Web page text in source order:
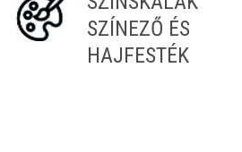
SZÍNEZŐ ÉS
HAJFESTÉK